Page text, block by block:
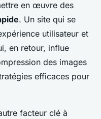
en œuvre des
. Un site qui se
utilisateur et
en retour, influe
des images
efficaces pour
facteur clé à